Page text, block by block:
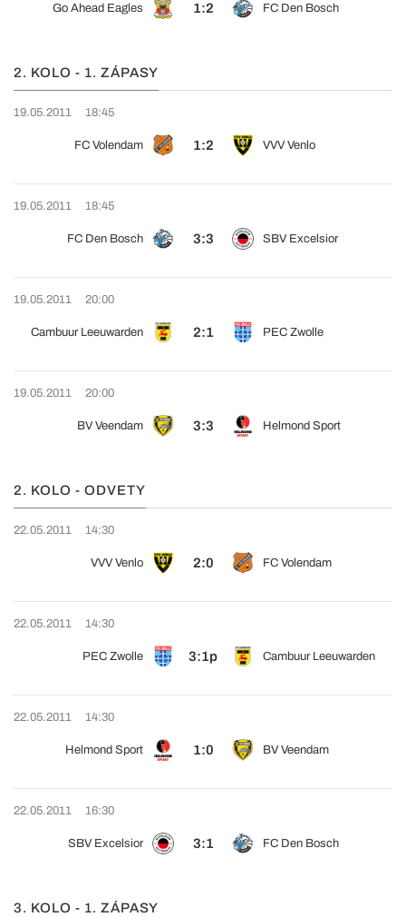
Go Ahead Eagles 1:2 FC Den Bosch
2. KOLO - 1. ZÁPASY
19.05.2011 18:45
FC Volendam 1:2 VVV Venlo
19.05.2011 18:45
FC Den Bosch 3:3 SBV Excelsior
19.05.2011 20:00
Cambuur Leeuwarden 2:1 PEC Zwolle
19.05.2011 20:00
BV Veendam 3:3 Helmond Sport
2. KOLO - ODVETY
22.05.2011 14:30
VVV Venlo 2:0 FC Volendam
22.05.2011 14:30
PEC Zwolle 3:1p Cambuur Leeuwarden
22.05.2011 14:30
Helmond Sport 1:0 BV Veendam
22.05.2011 16:30
SBV Excelsior 3:1 FC Den Bosch
3. KOLO - 1. ZÁPASY